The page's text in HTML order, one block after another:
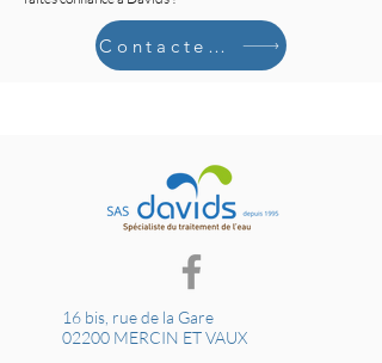
Contactez-nous
16 bis, rue de la Gare
02200 MERCIN ET VAUX